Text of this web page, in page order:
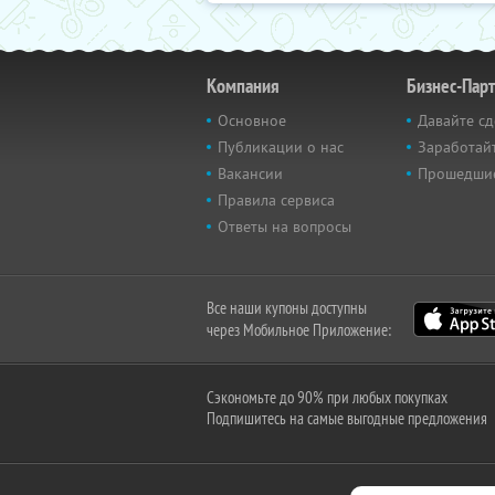
Компания
Основное
Публикации о нас
Вакансии
Правила сервиса
Ответы на вопросы
Бизнес-
Давайте
Все наши купоны доступны
через Мобильное Приложение:
Сэкономьте до 90% при любых покупках
Подпишитесь на самые выгодные предложения